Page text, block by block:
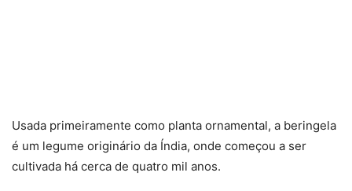
Usada primeiramente como planta ornamental, a beringela
é um legume originário da Índia, onde começou a ser
cultivada há cerca de quatro mil anos.